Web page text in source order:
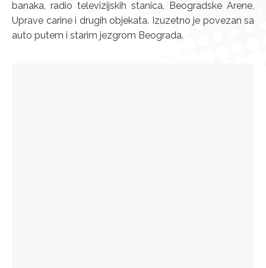
banaka, radio televizijskih stanica, Beogradske Arene,
Uprave carine i drugih objekata. Izuzetno je povezan sa
auto putem i starim jezgrom Beograda.